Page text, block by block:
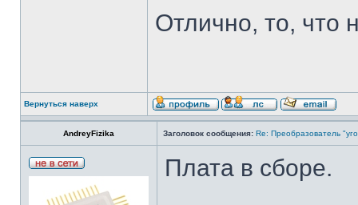
Отлично, то, что
Вернуться наверх
AndreyFizika Заголовок сообщения: Re: Преобразователь
Плата в сборе.